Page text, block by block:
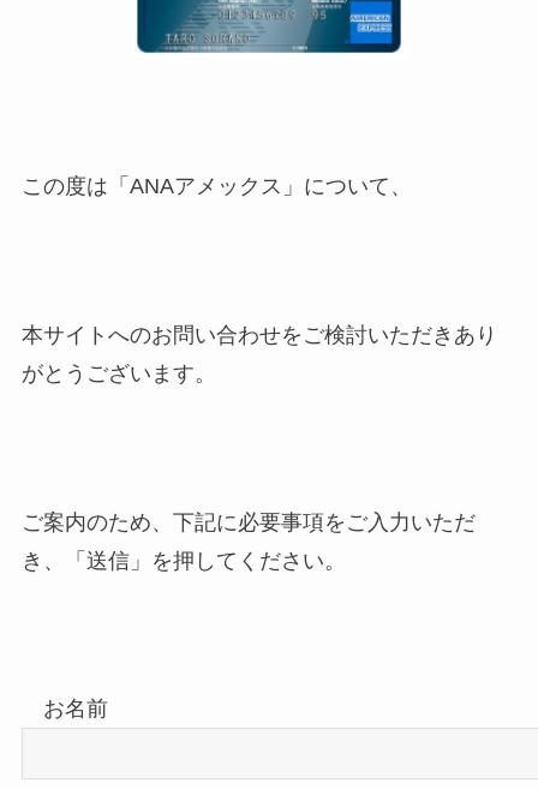
この度は「ANAアメックス」について、
本サイトへのお問い合わせをご検討いただきあり
がとうございます。
ご案内のため、下記に必要事項をご入力いただ
き、「送信」を押してください。
お名前